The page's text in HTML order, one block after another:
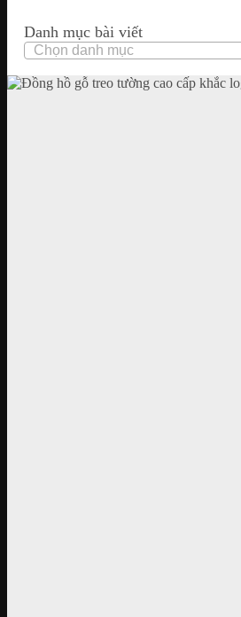
Danh mục bài viết
Danh
mục
bài